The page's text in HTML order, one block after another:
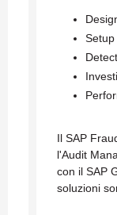
Setup
Il SAP
l'Audit
con il SAP
soluzioni